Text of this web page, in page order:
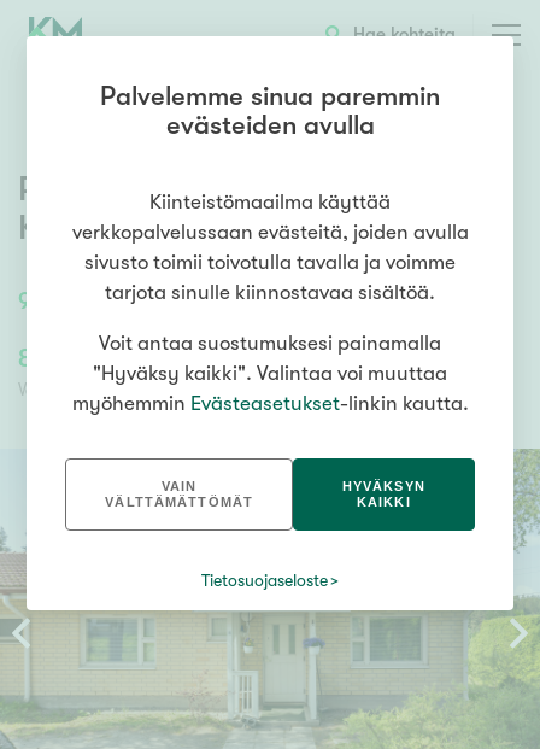
Hae kohteita
93 93m² 4h, k, kph, s, khh, wc, vh, ak
Paloharjuntie 12,Kuusankoski
Kouvola
85 000,00 €
Velaton hinta
78 606,88 €
Palvelemme sinua paremmin
evästeiden avulla
Kiinteistömaailma käyttää
verkkopalvelussaan evästeitä, joiden avulla
sivusto toimii toivotulla tavalla ja voimme
tarjota sinulle kiinnostavaa sisältöä.
Voit antaa suostumuksesi painamalla
"Hyväksy kaikki". Valintaa voi muuttaa
myöhemmin Evästeasetukset-linkin kautta.
VAIN
VÄLTTÄMÄTTÖMÄT
HYVÄKSYN
KAIKKI
Tietosuojaseloste